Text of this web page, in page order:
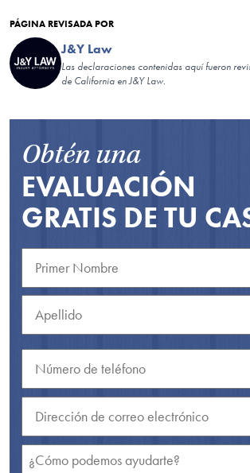
PÁGINA REVISADA POR
J&Y Law
Las declaraciones contenidas aquí fueron
de California en J&Y Law.
Obtén una
EVALUACIÓN
GRATIS DE TU